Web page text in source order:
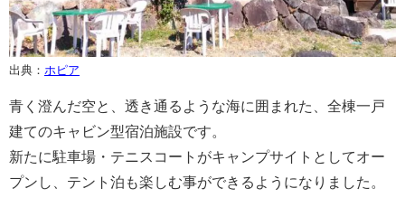
出典： ホピア
青く澄んだ空と、透き通るような海に囲まれた、全棟一戸
建てのキャビン型宿泊施設です。
新たに駐車場・テニスコートがキャンプサイトとしてオー
プンし、テント泊も楽しむ事ができるようになりました。